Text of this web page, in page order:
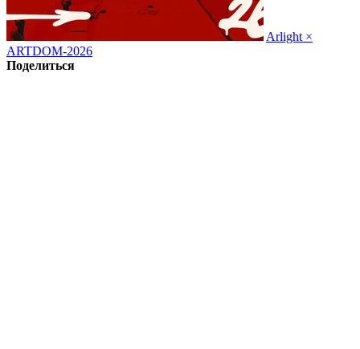
Arlight ×
ARTDOM-2026
Поделиться